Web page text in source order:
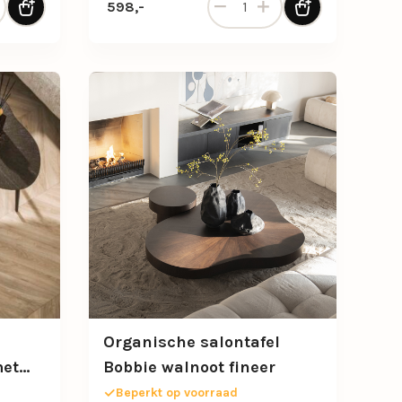
598,-
Organische salontafel
Bobbie walnoot fineer
Beperkt op voorraad